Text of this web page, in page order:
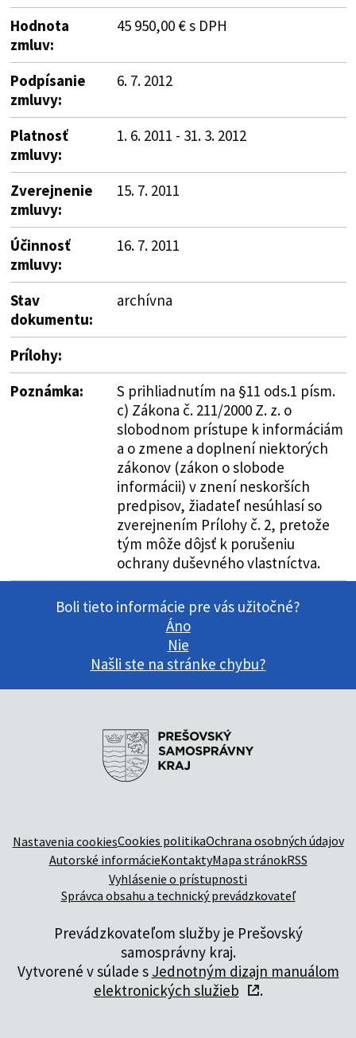
Hodnota
zmluv:
45 950,00 € s DPH
Podpísanie
zmluvy:
6. 7. 2012
Platnosť
zmluvy:
1. 6. 2011 - 31. 3. 2012
Zverejnenie
zmluvy:
15. 7. 2011
Účinnosť
zmluvy:
16. 7. 2011
Stav
dokumentu:
archívna
Prílohy:
Poznámka:
S prihliadnutím na §11 ods.1 písm.
c) Zákona č. 211/2000 Z. z. o
slobodnom prístupe k informáciám
a o zmene a doplnení niektorých
zákonov (zákon o slobode
informácii) v znení neskorších
predpisov, žiadateľ nesúhlasí so
zverejnením Prílohy č. 2, pretože
tým môže dôjsť k porušeniu
ochrany duševného vlastníctva.
Boli tieto informácie pre vás užitočné?
Áno
Nie
Našli ste na stránke chybu?
Nastavenia cookiesCookies politikaOchrana osobných údajov
Autorské informácieKontaktyMapa stránokRSS
Vyhlásenie o prístupnosti
Správca obsahu a technický prevádzkovateľ
Prevádzkovateľom služby je Prešovský
samosprávny kraj.
Vytvorené v súlade s Jednotným dizajn manuálom
elektronických služieb
.